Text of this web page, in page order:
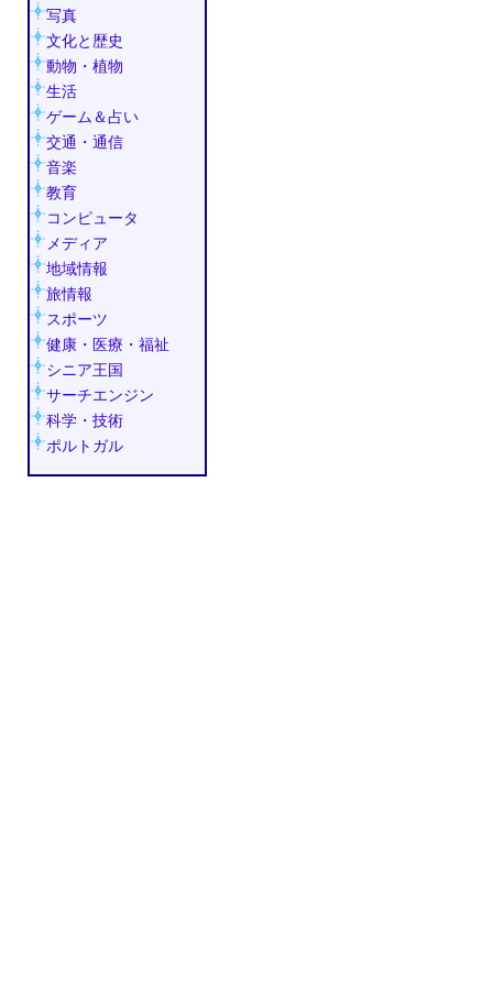
写真
文化と歴史
動物・植物
生活
ゲーム＆占い
交通・通信
音楽
教育
コンピュータ
メディア
地域情報
旅情報
スポーツ
健康・医療・福祉
シニア王国
サーチエンジン
科学・技術
ポルトガル